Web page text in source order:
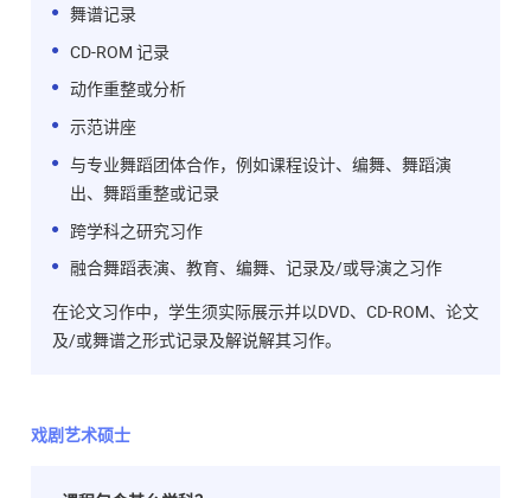
舞谱记录
CD-ROM 记录
动作重整或分析
示范讲座
与专业舞蹈团体合作，例如课程设计、编舞、舞蹈演
出、舞蹈重整或记录
跨学科之研究习作
融合舞蹈表演、教育、编舞、记录及/或导演之习作
在论文习作中，学生须实际展示并以DVD、CD-ROM、论文
及/或舞谱之形式记录及解说解其习作。
戏剧艺术硕士